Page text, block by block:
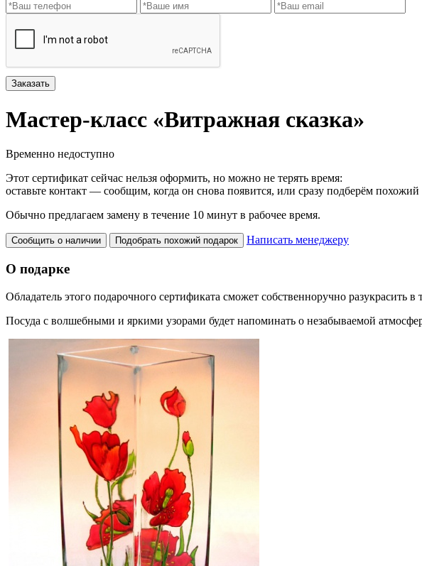
Заказать
Мастер-класс «Витражная сказка»
Временно недоступно
Этот сертификат сейчас нельзя оформить, но можно не терять время:
оставьте контакт — сообщим, когда он снова появится, или сразу подберём
Обычно предлагаем замену в течение 10 минут в рабочее время.
Сообщить о наличии Подобрать похожий подарок Написать менеджеру
О подарке
Обладатель этого подарочного сертификата сможет собственноручно разукрасить
Посуда с волшебными и яркими узорами будет напоминать о незабываемой